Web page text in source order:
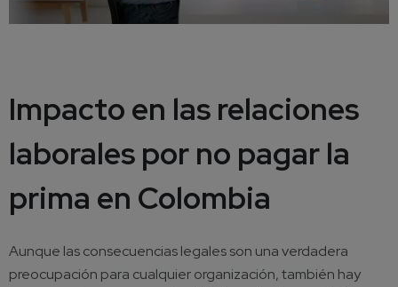
Impacto en las relaciones
laborales por no pagar la
prima en Colombia
Aunque las consecuencias legales son una verdadera
preocupación para cualquier organización, también hay